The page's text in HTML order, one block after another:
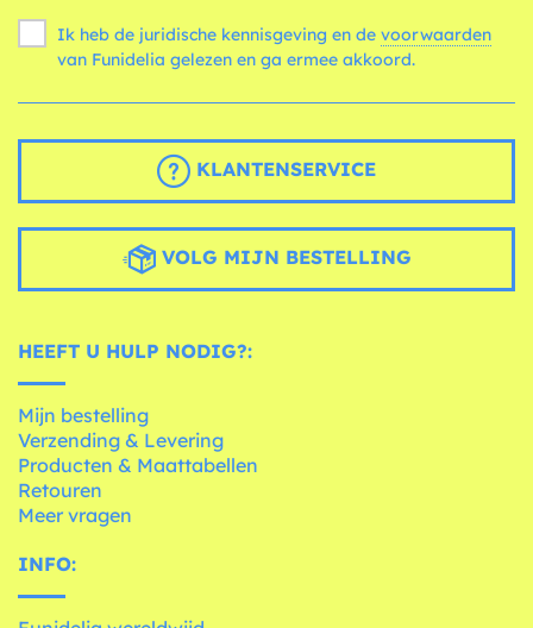
Ik heb de juridische kennisgeving en de voorwaarden
van Funidelia gelezen en ga ermee akkoord.
KLANTENSERVICE
VOLG MIJN BESTELLING
HEEFT U HULP NODIG?:
Mijn bestelling
Verzending & Levering
Producten & Maattabellen
Retouren
Meer vragen
INFO: